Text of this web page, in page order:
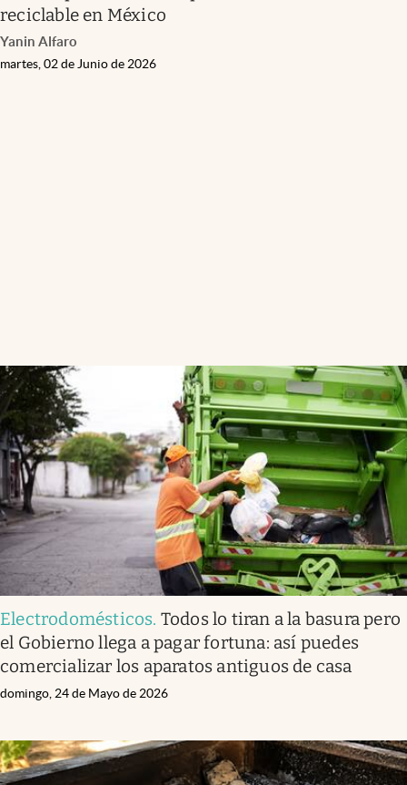
reciclable en México
Yanin Alfaro
martes, 02 de Junio de 2026
Electrodomésticos. Todos lo tiran a la basura pero
el Gobierno llega a pagar fortuna: así puedes
comercializar los aparatos antiguos de casa
domingo, 24 de Mayo de 2026